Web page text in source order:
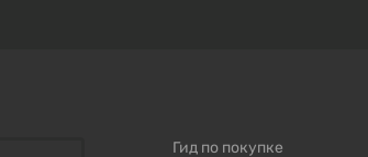
Гид по покупке